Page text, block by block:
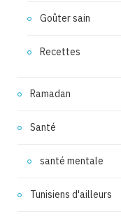
Goûter sain
Recettes
Ramadan
Santé
santé mentale
Tunisiens d'ailleurs